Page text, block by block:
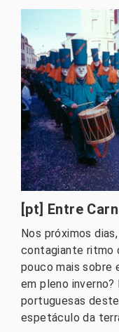
[pt] Entre
Nos próximos
contagiante ritmo
pouco mais sobre
em pleno inverno?
portuguesas
espetáculo da